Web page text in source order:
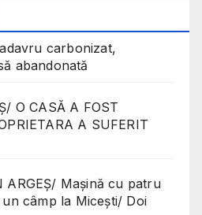
carbonizat,
abandonată
O CASĂ A FOST
A SUFERIT
ARGEȘ/ Mașină cu patru
câmp la Micești/ Doi